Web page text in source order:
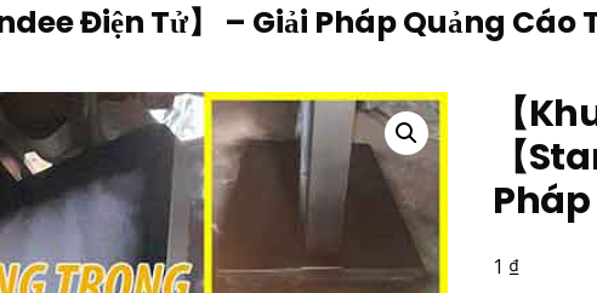
Điện Tử】 – Giải Pháp Quảng
【
【
1 ₫